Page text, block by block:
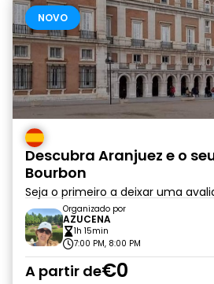
NOVO
Descubra Aranjuez e o
Bourbon
Seja o primeiro a deixar uma
Organizado por
AZUCENA
1h 15min
7:00 PM, 8:00 PM
A partir de€0